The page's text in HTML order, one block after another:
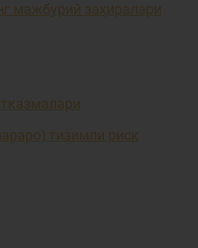
мажбурий заҳиралари
тизимли риск